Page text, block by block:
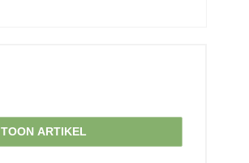
TOON ARTIKEL